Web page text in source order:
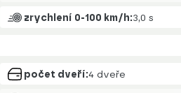
zrychlení 0-100 km/h:3,0 s
počet dveří:4 dveře